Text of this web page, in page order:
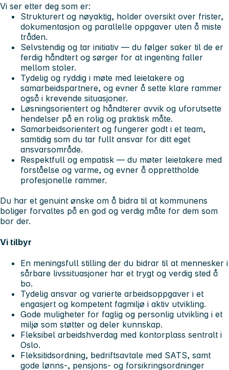
Vi ser etter deg som er:
Strukturert og nøyaktig, holder oversikt over frister,
dokumentasjon og parallelle oppgaver uten å miste
tråden.
Selvstendig og tar initiativ — du følger saker til de er
ferdig håndtert og sørger for at ingenting faller
mellom stoler.
Tydelig og ryddig i møte med leietakere og
samarbeidspartnere, og evner å sette klare rammer
også i krevende situasjoner.
Løsningsorientert og håndterer avvik og uforutsette
hendelser på en rolig og praktisk måte.
Samarbeidsorientert og fungerer godt i et team,
samtidig som du tar fullt ansvar for ditt eget
ansvarsområde.
Respektfull og empatisk — du møter leietakere med
forståelse og varme, og evner å opprettholde
profesjonelle rammer.
Du har et genuint ønske om å bidra til at kommunens
boliger forvaltes på en god og verdig måte for dem som
bor der.
Vi tilbyr
En meningsfull stilling der du bidrar til at mennesker i
sårbare livssituasjoner har et trygt og verdig sted å
bo.
Tydelig ansvar og varierte arbeidsoppgaver i et
engasjert og kompetent fagmiljø i aktiv utvikling.
Gode muligheter for faglig og personlig utvikling i et
miljø som støtter og deler kunnskap.
Fleksibel arbeidshverdag med kontorplass sentralt i
Oslo.
Fleksitidsordning, bedriftsavtale med SATS, samt
gode lønns-, pensjons- og forsikringsordninger